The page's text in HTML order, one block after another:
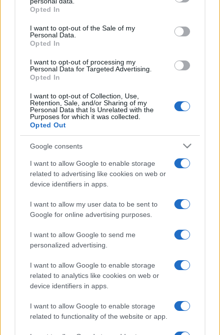
grant or deny consent to Google and its third-party tags to
use your data for below specified purposes in below Google
consent section.
Opted In
I want to opt-out of the Sale of my
Personal Data.
Opted In
I want to opt-out of processing my
Personal Data for Targeted Advertising.
Opted In
I want to opt-out of Collection, Use,
Retention, Sale, and/or Sharing of my
Personal Data that Is Unrelated with the
Purposes for which it was collected.
Opted Out
Google consents
I want to allow Google to enable storage
related to advertising like cookies on web or
device identifiers in apps.
I want to allow my user data to be sent to
Google for online advertising purposes.
I want to allow Google to send me
personalized advertising.
I want to allow Google to enable storage
related to analytics like cookies on web or
device identifiers in apps.
I want to allow Google to enable storage
related to functionality of the website or app.
Gördülő Tánccsoport
Művészetek Palotájában a Cifra Palota interaktív
programokkal, szabadtéri játékokkal, táncbemutatóval,
egész nap zajló, színpadi és szabadtéri programok mellett, a
Versenygyőztes Fiatalok Hangversenye is helyet kap a
Fesztivál Színházban. A Művészetek Palotája Üvegtermében
véradásra várnak mindenkit a Magyar Vöröskereszt
közreműködésével.
Az Egyszervolt falu Mese és Versházat, Kézműves
programokat, Mindentjáró Malmot, Világfát, Csúzlizdát, Régi
játékokat és játszószereket, gólyalábas zsonglőröket és a
legkisebbeknek Lego játszóházat, és igazi futóversenyt
akadálymenetesen megközelíthetőek és részét képezik
annak az úgynevezett Esélyegyenlőségi parknak, melynek
központja a Kapcsol-lak sátor, ahol sérült és ép gyerekek
közös játszóházát alakítják ki. Ennek a programnak
részeként lép fel a Gördülő Tánccsoport is egy igazán
gyerekeknek szóló programmal. Emellett itt is
találkozhatnak a gyerekek az Egyszervolt Budán fesztiválon
nagy sikert aratott ?Mindig a sárga úton" című játékkal,
amelynek fő támogatója a Raiffeisen Bank. A játék megannyi
tündérországba tévedőnek segít eljutni Ózhoz, a nagy